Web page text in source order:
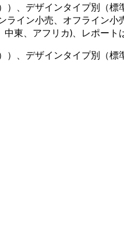
、デザインタイプ別（
イン小売、オフライン
、アフリカ)、レポート
、デザインタイプ別（